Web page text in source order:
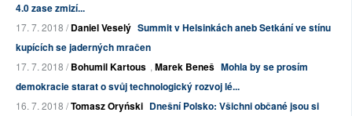
4.0 zase zmizí...
17. 7. 2018 /Daniel Veselý Summit v Helsinkách aneb Setkání ve stínu
kupících se jaderných mračen
17. 7. 2018 /Bohumil Kartous , Marek Beneš Mohla by se prosím
demokracie starat o svůj technologický rozvoj lé...
16. 7. 2018 /Tomasz Oryński Dnešní Polsko: Všichni občané jsou si